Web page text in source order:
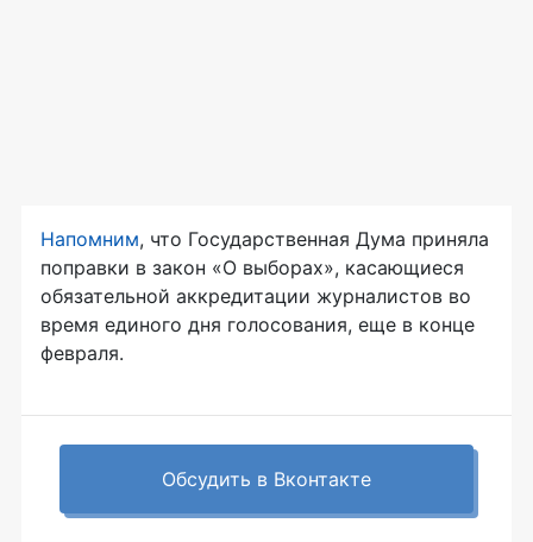
Напомним, что Государственная Дума приняла
поправки в закон «О выборах», касающиеся
обязательной аккредитации журналистов во
время единого дня голосования, еще в конце
февраля.
Обсудить в Вконтакте